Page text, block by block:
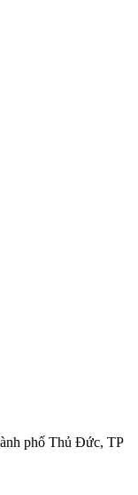
phố Thủ Đức, TP